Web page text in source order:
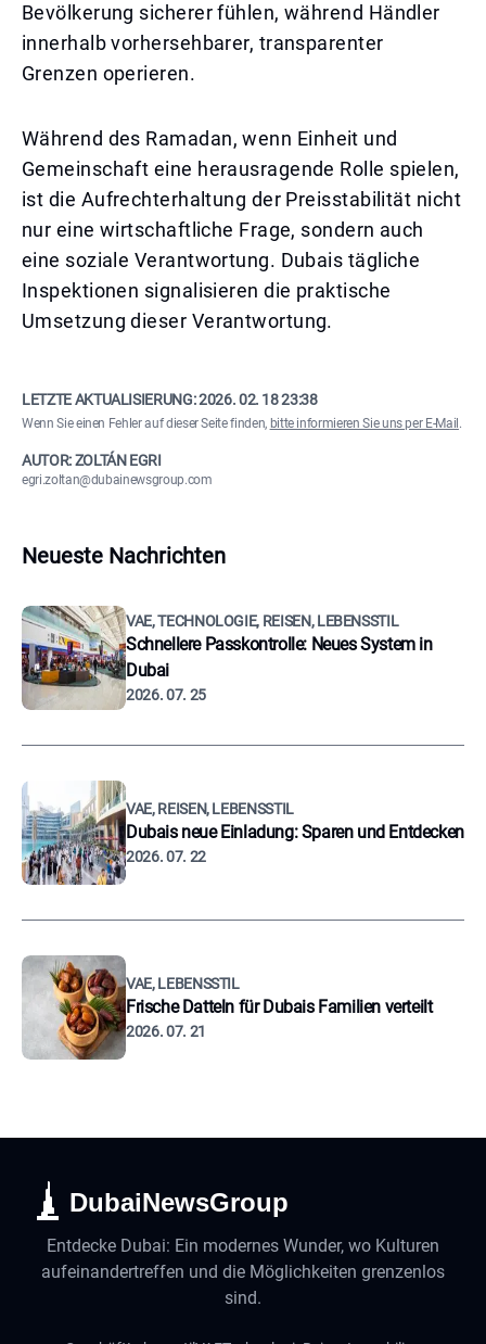
Bevölkerung sicherer fühlen, während Händler
innerhalb vorhersehbarer, transparenter
Grenzen operieren.
Während des Ramadan, wenn Einheit und
Gemeinschaft eine herausragende Rolle spielen,
ist die Aufrechterhaltung der Preisstabilität nicht
nur eine wirtschaftliche Frage, sondern auch
eine soziale Verantwortung. Dubais tägliche
Inspektionen signalisieren die praktische
Umsetzung dieser Verantwortung.
LETZTE AKTUALISIERUNG:2026. 02. 18 23:38
Wenn Sie einen Fehler auf dieser Seite finden, bitte informieren Sie uns per E-Mail .
AUTOR: ZOLTÁN EGRI
egri.zoltan@dubainewsgroup.com
Neueste Nachrichten
VAE, TECHNOLOGIE, REISEN, LEBENSSTIL
Schnellere Passkontrolle: Neues System in
Dubai
2026. 07. 25
VAE, REISEN, LEBENSSTIL
Dubais neue Einladung: Sparen und Entdecken
2026. 07. 22
VAE, LEBENSSTIL
Frische Datteln für Dubais Familien verteilt
2026. 07. 21
DubaiNewsGroup
Entdecke Dubai: Ein modernes Wunder, wo Kulturen
aufeinandertreffen und die Möglichkeiten grenzenlos
sind.